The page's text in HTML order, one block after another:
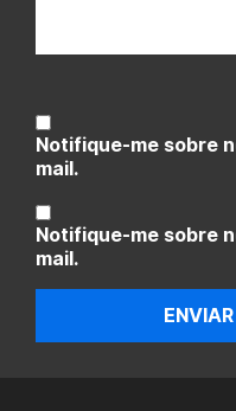
Notifique-me sobre
mail.
Notifique-me sobre
mail.